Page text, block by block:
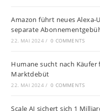
Amazon führt neues Alexa-
separate
22. MAI 2024 / 0 COMMENTS
Humane sucht nach
Marktdebüt
22. MAI 2024 / 0 COMMENTS
Scale AI sichert sich 1